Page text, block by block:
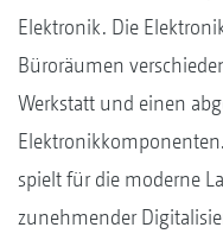
Elektronik. Die
Büroräumen
Werkstatt und einen
spielt für die moderne
zunehmender